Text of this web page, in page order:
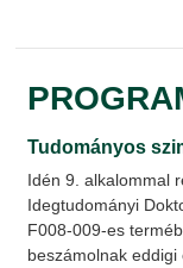
Tudományos
Idén 9. alkalommal
Idegtudományi
F008-009-es
beszámolnak